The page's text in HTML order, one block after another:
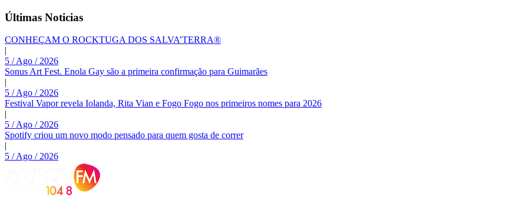
Últimas Noticias
CONHEÇAM O ROCKTUGA DOS SALVA’TERRA®
|
5 / Ago / 2026
Sonus Art Fest. Enola Gay são a primeira confirmação para Guimarães
|
5 / Ago / 2026
Festival Vapor revela Iolanda, Rita Vian e Fogo Fogo nos primeiros nomes para 2026
|
5 / Ago / 2026
Spotify criou um novo modo pensado para quem gosta de correr
|
5 / Ago / 2026